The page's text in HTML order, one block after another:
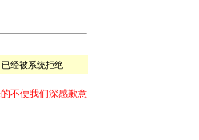
经被系统拒绝
不便我们深感歉意